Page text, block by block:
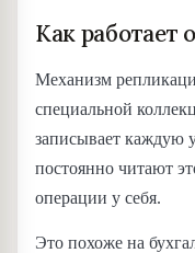
Как работает
Механизм
специальной
записывает каждую
постоянно читают
операции у себя.
Это похоже на